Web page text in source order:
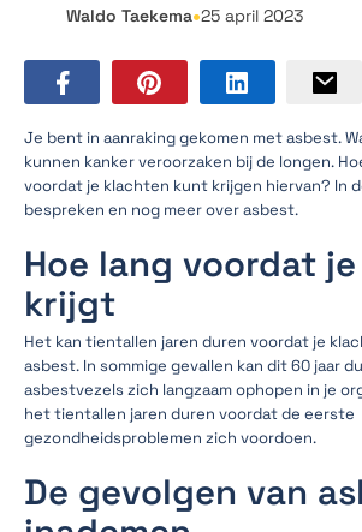
Waldo Taekema•25 april 2023
Je bent in aanraking gekomen met asbest.
kunnen kanker veroorzaken bij de longen.
voordat je klachten kunt krijgen hiervan? In
bespreken en nog meer over asbest.
Hoe lang voordat
krijgt
Het kan tientallen jaren duren voordat je
asbest. In sommige gevallen kan dit 60 jaar
asbestvezels zich langzaam ophopen in je
het tientallen jaren duren voordat de eerste
gezondheidsproblemen zich voordoen.
De gevolgen van